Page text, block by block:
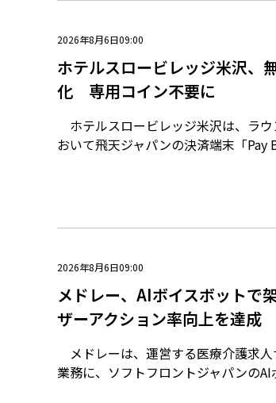
2026年8月6日09:00
ホテルスロービレッジ米沢、
化 専用コイン不要に
ホテルスロービレッジ米沢は、ラ
おいて飛天ジャパンの決済端末「Pay
2026年8月6日09:00
メドレー、AIボイスボット
ザーアクション率向上を達成
メドレーは、運営する医療介護求
業務に、ソフトフロントジャパンの